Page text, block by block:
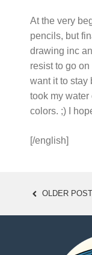
At the very
pencils, but
drawing inc
resist to go on
want it to stay
took my
colors. ;) I
[/english]
POSTS
OLDER